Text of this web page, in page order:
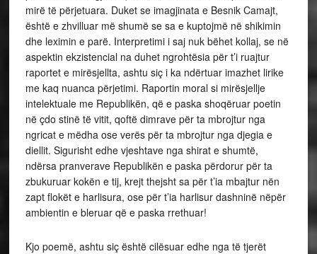
mirë të përjetuara. Duket se imagjinata e Besnik Camajt,
është e zhvilluar më shumë se sa e kuptojmë në shikimin
dhe leximin e parë. Interpretimi i saj nuk bëhet kollaj, se në
aspektin ekzistencial na duhet ngrohtësia për t’i ruajtur
raportet e mirësjellta, ashtu siç i ka ndërtuar imazhet lirike
me kaq nuanca përjetimi. Raportin moral si mirësjellje
intelektuale me Republikën, që e paska shoqëruar poetin
në çdo stinë të vitit, qoftë dimrave për ta mbrojtur nga
ngricat e mëdha ose verës për ta mbrojtur nga djegia e
diellit. Sigurisht edhe vjeshtave nga shirat e shumtë,
ndërsa pranverave Republikën e paska përdorur për ta
zbukuruar kokën e tij, krejt thejsht sa për t’ia mbajtur nën
zapt flokët e harlisura, ose për t’ia harlisur dashninë nëpër
ambientin e bleruar që e paska rrethuar!
Kjo poemë, ashtu siç është cilësuar edhe nga të tjerët